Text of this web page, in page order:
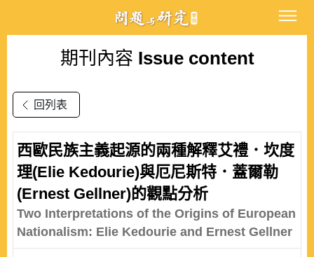
期刊內容 Issue content
回列表
西歐民族主義起源的兩種解釋艾禮．坎度
理(Elie Kedourie)與厄尼斯特．蓋爾勒
(Ernest Gellner)的觀點分析
Two Interpretations of the Origins of European
Nationalism: Elie Kedourie and Ernest Gellner